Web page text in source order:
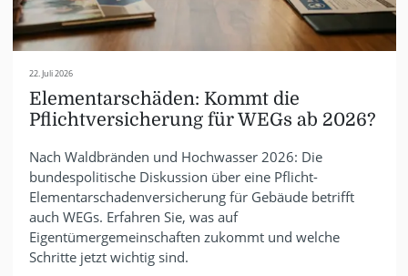
22. Juli 2026
Elementarschäden: Kommt die
Pflichtversicherung für WEGs ab 2026?
Nach Waldbränden und Hochwasser 2026: Die
bundespolitische Diskussion über eine Pflicht-
Elementarschadenversicherung für Gebäude betrifft
auch WEGs. Erfahren Sie, was auf
Eigentümergemeinschaften zukommt und welche
Schritte jetzt wichtig sind.